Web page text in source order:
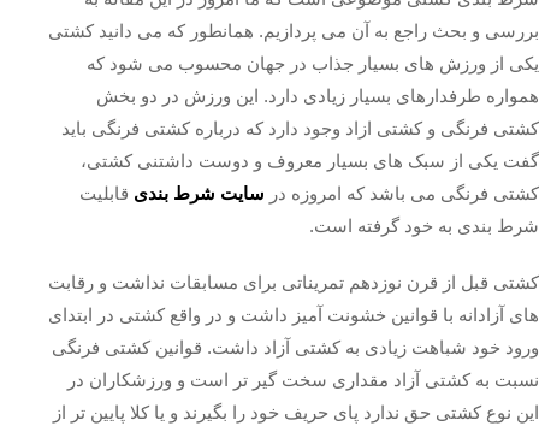
بررسی و بحث راجع به آن می پردازیم. همانطور که می دانید کشتی
یکی از ورزش های بسیار جذاب در جهان محسوب می شود که
همواره طرفدارهای بسیار زیادی دارد. این ورزش در دو بخش
کشتی فرنگی و کشتی ازاد وجود دارد که درباره کشتی فرنگی باید
گفت یکی از سبک های بسیار معروف و دوست داشتنی کشتی،
کشتی فرنگی می باشد که امروزه در سایت شرط بندی قابلیت
شرط بندی به خود گرفته است.
کشتی قبل از قرن نوزدهم تمریناتی برای مسابقات نداشت و رقابت
های آزادانه با قوانین خشونت آمیز داشت و در واقع کشتی در ابتدای
ورود خود شباهت زیادی به کشتی آزاد داشت. قوانین کشتی فرنگی
نسبت به کشتی آزاد مقداری سخت گیر تر است و ورزشکاران در
این نوع کشتی حق ندارد پای حریف خود را بگیرند و یا کلا پایین تر از